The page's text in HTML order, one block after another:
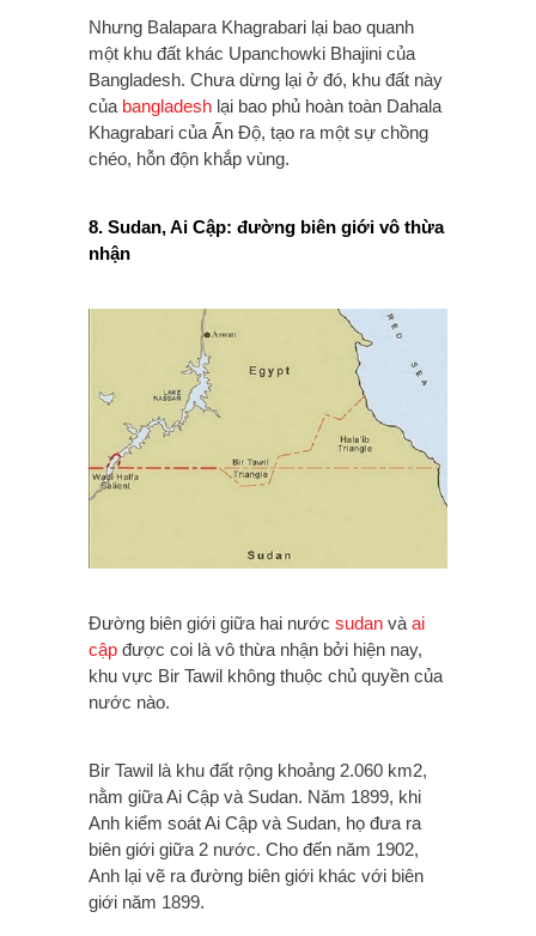
Nhưng Balapara Khagrabari lại bao quanh
một khu đất khác Upanchowki Bhajini của
Bangladesh. Chưa dừng lại ở đó, khu đất này
của bangladesh lại bao phủ hoàn toàn Dahala
Khagrabari của Ấn Độ, tạo ra một sự chồng
chéo, hỗn độn khắp vùng.
8. Sudan, Ai Cập: đường biên giới vô thừa
nhận
Đường biên giới giữa hai nước sudan vàai
cập được coi là vô thừa nhận bởi hiện nay,
khu vực Bir Tawil không thuộc chủ quyền của
nước nào.
Bir Tawil là khu đất rộng khoảng 2.060 km2,
nằm giữa Ai Cập và Sudan. Năm 1899, khi
Anh kiểm soát Ai Cập và Sudan, họ đưa ra
biên giới giữa 2 nước. Cho đến năm 1902,
Anh lại vẽ ra đường biên giới khác với biên
giới năm 1899.